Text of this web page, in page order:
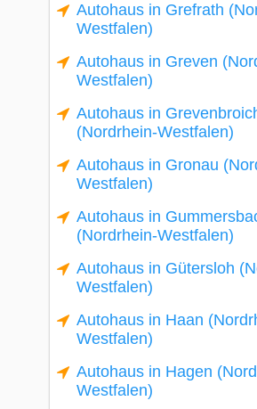
Autohaus in Grefrath
Westfalen)
Autohaus in Greven
Westfalen)
Autohaus in
(Nordrhein-Westfalen)
Autohaus in Gronau
Westfalen)
Autohaus in
(Nordrhein-Westfalen)
Autohaus in Gütersloh
Westfalen)
Autohaus in Haan
Westfalen)
Autohaus in Hagen
Westfalen)